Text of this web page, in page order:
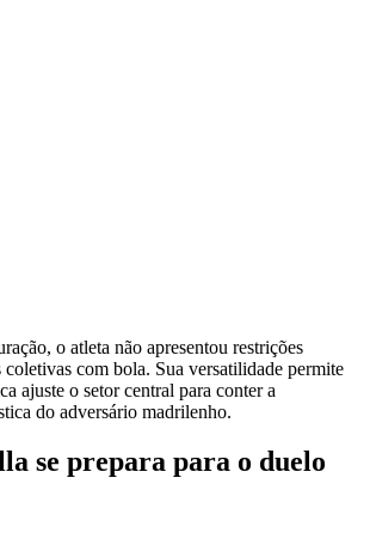
o atleta não apresentou restrições
coletivas com bola. Sua versatilidade permite
ajuste o setor central para conter a
do adversário madrilenho.
se prepara para o duelo